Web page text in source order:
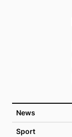
News
Sport